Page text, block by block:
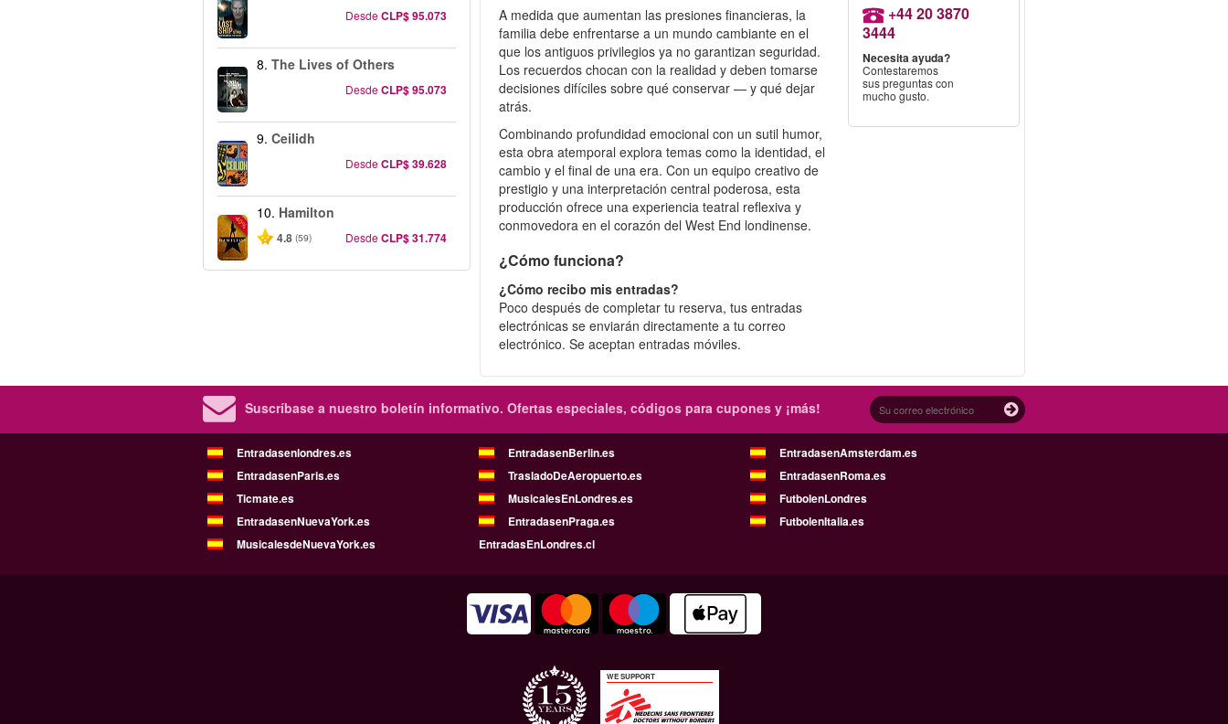
DesdeCLP$ 95.073
8. The Lives of Others
DesdeCLP$ 95.073
9. Ceilidh
DesdeCLP$ 39.628
-40%
10. Hamilton
4.8 (59) DesdeCLP$ 31.774
A medida que aumentan las presiones financieras, la
familia debe enfrentarse a un mundo cambiante en el
que los antiguos privilegios ya no garantizan seguridad.
Los recuerdos chocan con la realidad y deben tomarse
decisiones difíciles sobre qué conservar — y qué dejar
atrás.
Combinando profundidad emocional con un sutil humor,
esta obra atemporal explora temas como la identidad, el
cambio y el final de una era. Con un equipo creativo de
prestigio y una interpretación central poderosa, esta
producción ofrece una experiencia teatral reflexiva y
conmovedora en el corazón del West End londinense.
¿Cómo funciona?
¿Cómo recibo mis entradas?
Poco después de completar tu reserva, tus entradas
electrónicas se enviarán directamente a tu correo
electrónico. Se aceptan entradas móviles.
+44 20 3870
3444
Necesita ayuda?
Contestaremos
sus preguntas con
mucho gusto.
Suscríbase a nuestro boletín informativo. Ofertas especiales, códigos para cupones y ¡más!
Entradasenlondres.es EntradasenBerlin.es
EntradasenAmsterdam.es
EntradasenParis.es
TrasladoDeAeropuerto.es
EntradasenRoma.es
Ticmate.es
MusicalesEnLondres.es
FutbolenLondres
EntradasenNuevaYork.es
EntradasenPraga.es
FutbolenItalia.es
MusicalesdeNuevaYork.es
EntradasEnLondres.cl
WE SUPPORT